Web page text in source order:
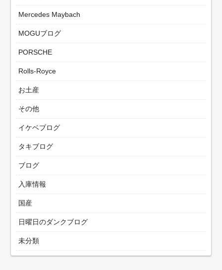
Mercedes Maybach
MOGUブログ
PORSCHE
Rolls-Royce
お土産
その他
イケベブログ
タキブログ
ブログ
入庫情報
国産
日曜日のダンクブログ
未分類